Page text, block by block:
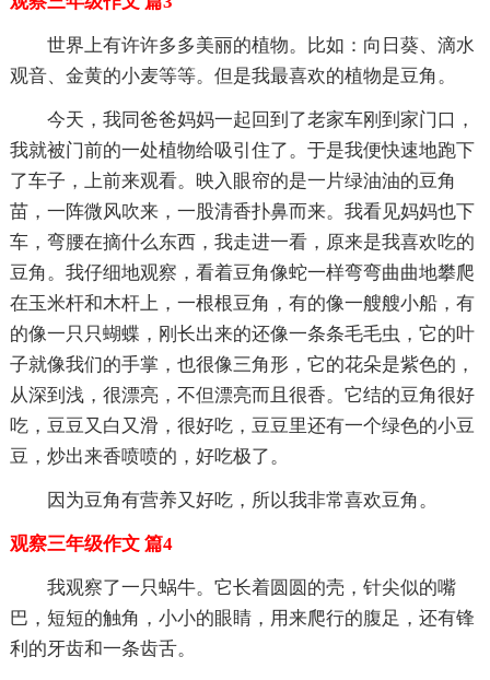
世界上有许许多多美丽的植物。比如：向日葵、滴水
观音、金黄的小麦等等。但是我最喜欢的植物是豆角。
今天，我同爸爸妈妈一起回到了老家车刚到家门口，
我就被门前的一处植物给吸引住了。于是我便快速地跑下
了车子，上前来观看。映入眼帘的是一片绿油油的豆角
苗，一阵微风吹来，一股清香扑鼻而来。我看见妈妈也下
车，弯腰在摘什么东西，我走进一看，原来是我喜欢吃的
豆角。我仔细地观察，看着豆角像蛇一样弯弯曲曲地攀爬
在玉米杆和木杆上，一根根豆角，有的像一艘艘小船，有
的像一只只蝴蝶，刚长出来的还像一条条毛毛虫，它的叶
子就像我们的手掌，也很像三角形，它的花朵是紫色的，
从深到浅，很漂亮，不但漂亮而且很香。它结的豆角很好
吃，豆豆又白又滑，很好吃，豆豆里还有一个绿色的小豆
豆，炒出来香喷喷的，好吃极了。
因为豆角有营养又好吃，所以我非常喜欢豆角。
观察三年级作文 篇4
我观察了一只蜗牛。它长着圆圆的壳，针尖似的嘴
巴，短短的触角，小小的眼睛，用来爬行的腹足，还有锋
利的牙齿和一条齿舌。